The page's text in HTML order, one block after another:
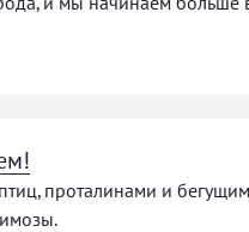
проталинами и